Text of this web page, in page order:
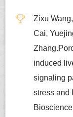
Zixu
Cai,
induced
signaling
stress and